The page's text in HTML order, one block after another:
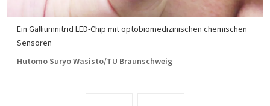
Ein Galliumnitrid LED-Chip mit optobiomedizinischen chemischen
Sensoren
Hutomo Suryo Wasisto/TU Braunschweig